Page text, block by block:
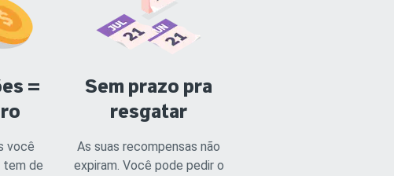
=
você
tem de
Sem prazo pra
resgatar
As suas recompensas não
expiram. Você pode pedir o